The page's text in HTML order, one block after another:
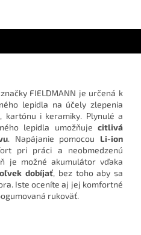
FIELDMANN je určená k
lepidla na účely zlepenia
kartónu i keramiky. Plynulé a
lepidla umožňuje citlivá
. Napájanie pomocou Li-ion
pri práci a neobmedzenú
je možné akumulátor vďaka
dobíjať, bez toho aby sa
Iste oceníte aj jej komfortné
rukoväť.